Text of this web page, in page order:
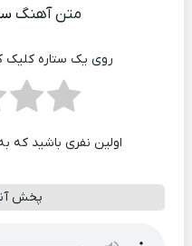
متن آهنگ
روی یک ستاره کلیک
اولین نفری باشید که
پخش